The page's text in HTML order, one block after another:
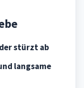
stürzt ab
langsame